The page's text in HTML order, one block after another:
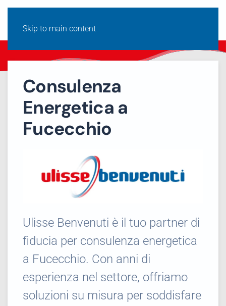
Skip to main content
Consulenza
Energetica a
Fucecchio
Ulisse Benvenuti è il tuo partner di
fiducia per consulenza energetica
a Fucecchio. Con anni di
esperienza nel settore, offriamo
soluzioni su misura per soddisfare